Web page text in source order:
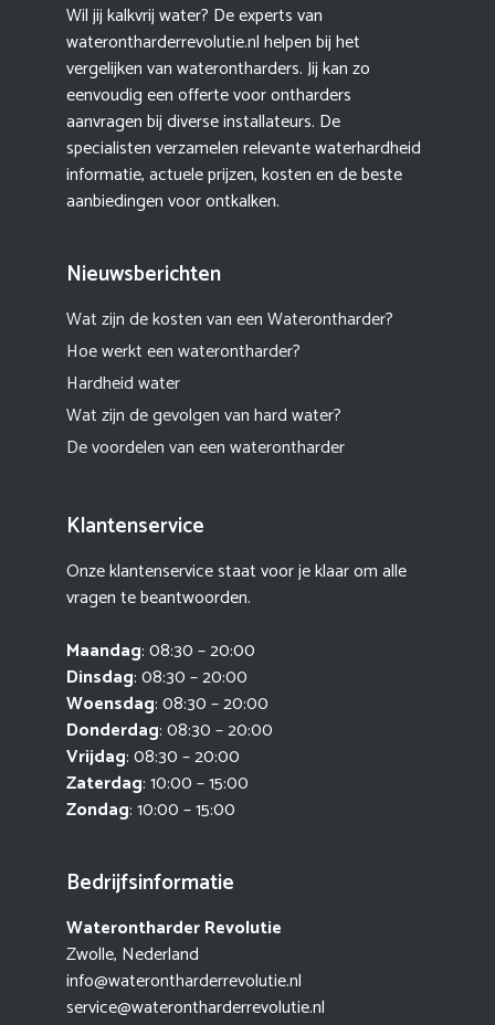
Wil jij kalkvrij water? De experts van
waterontharderrevolutie.nl helpen bij het
vergelijken van waterontharders. Jij kan zo
eenvoudig een offerte voor ontharders
aanvragen bij diverse installateurs. De
specialisten verzamelen relevante waterhardheid
informatie, actuele prijzen, kosten en de beste
aanbiedingen voor ontkalken.
Nieuwsberichten
Wat zijn de kosten van een Waterontharder?
Hoe werkt een waterontharder?
Hardheid water
Wat zijn de gevolgen van hard water?
De voordelen van een waterontharder
Klantenservice
Onze klantenservice staat voor je klaar om alle
vragen te beantwoorden.
Maandag: 08:30 – 20:00
Dinsdag: 08:30 – 20:00
Woensdag: 08:30 – 20:00
Donderdag: 08:30 – 20:00
Vrijdag: 08:30 – 20:00
Zaterdag: 10:00 – 15:00
Zondag: 10:00 – 15:00
Bedrijfsinformatie
Waterontharder Revolutie
Zwolle, Nederland
info@waterontharderrevolutie.nl
service@waterontharderrevolutie.nl